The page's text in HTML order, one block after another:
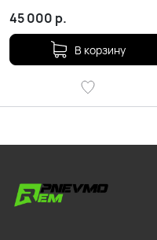
CVD
45 000 р.
В корзину